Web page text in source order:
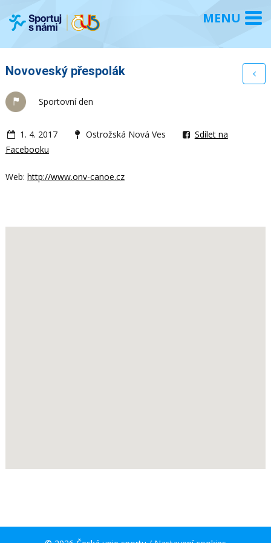
Novoveský přespolák
Sportovní den
1. 4. 2017 Ostrožská Nová Ves
Sdílet na
Facebooku
Web: http://www.onv-canoe.cz